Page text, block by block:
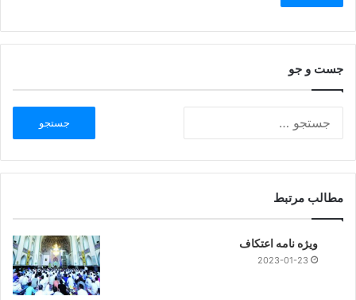
جست و جو
مطالب مرتبط
ویژه نامه اعتکاف
2023-01-23